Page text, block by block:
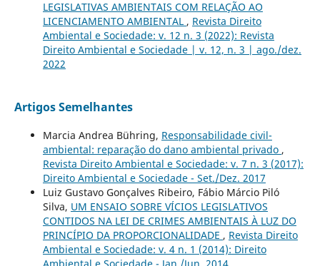
LEGISLATIVAS AMBIENTAIS COM RELAÇÃO AO
LICENCIAMENTO AMBIENTAL , Revista Direito
Ambiental e Sociedade: v. 12 n. 3 (2022): Revista
Direito Ambiental e Sociedade | v. 12, n. 3 | ago./dez.
2022
Artigos Semelhantes
Marcia Andrea Bühring, Responsabilidade civil-
ambiental: reparação do dano ambiental privado ,
Revista Direito Ambiental e Sociedade: v. 7 n. 3 (2017):
Direito Ambiental e Sociedade - Set./Dez. 2017
Luiz Gustavo Gonçalves Ribeiro, Fábio Márcio Piló
Silva, UM ENSAIO SOBRE VÍCIOS LEGISLATIVOS
CONTIDOS NA LEI DE CRIMES AMBIENTAIS À LUZ DO
PRINCÍPIO DA PROPORCIONALIDADE , Revista Direito
Ambiental e Sociedade: v. 4 n. 1 (2014): Direito